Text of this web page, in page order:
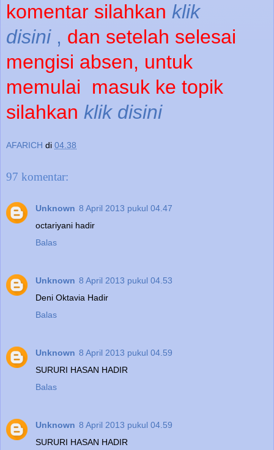
komentar silahkan klik
disini , dan setelah selesai
mengisi absen, untuk
memulai masuk ke topik
silahkan klik disini
AFARICH di 04.38
97 komentar:
Unknown 8 April 2013 pukul 04.47
octariyani hadir
Balas
Unknown 8 April 2013 pukul 04.53
Deni Oktavia Hadir
Balas
Unknown 8 April 2013 pukul 04.59
SURURI HASAN HADIR
Balas
Unknown 8 April 2013 pukul 04.59
SURURI HASAN HADIR